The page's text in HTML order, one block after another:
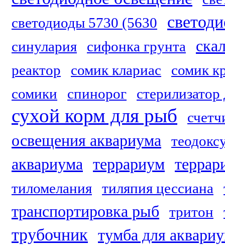
светодиоды 5730 (5630
синулария сифонка грунта
реактор сомик клариас
сомик
сомики
спинорог
сухой корм для рыб
освещения аквариума
аквариума террариум
тиломелания тиляпия цессиана
транспортировка рыб тритон
трубочник тумба для